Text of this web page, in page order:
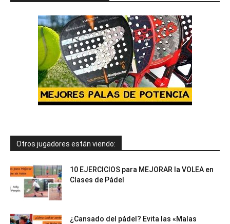
Otros jugadores están viendo:
10 EJERCICIOS para MEJORAR la VOLEA en
Clases de Pádel
¿Cansado del pádel? Evita las «Malas